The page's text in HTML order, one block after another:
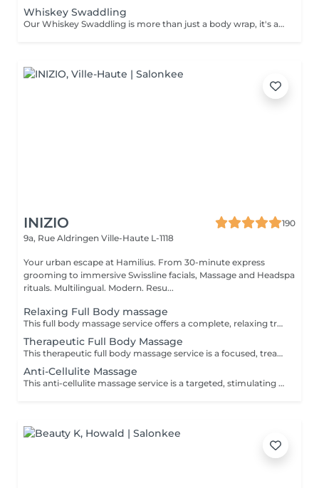
Whiskey Swaddling
Our Whiskey Swaddling is more than just a body wrap, it's a full-body ritual designed to detox, tone, and deeply nourish your skin. We tailor the wrap to your needs using active-rich formulas, then wrap you in bandages, film, and warmth to boost results. The gentle contrast in temperature combined with potent actives works wonders and the results speak for themselves: Benefits: -Body detox & inch loss -Firmer, smoother skin -Improved tone & circulation
INIZIO
190
9a, Rue Aldringen Ville-Haute L-1118
Your urban escape at Hamilius. From 30-minute express
grooming to immersive Swissline facials, Massage and Headspa
rituals. Multilingual. Modern. Resu...
Relaxing Full Body massage
This full body massage service offers a complete, relaxing treatment designed to work on the entire body- neck, shoulders, back, arms, hands, legs, feet. It uses flowing, medium pressure techniques to release muscular tension, improve flexibility, and promote deep relaxation, making it ideal for stress relief, everyday aches, or simply restoring balance after a busy week.
Therapeutic Full Body Massage
This therapeutic full body massage service is a focused, treatment oriented session that addresses specific muscle tension, postural imbalances, and chronic pain patterns across the entire body. Using deeper, targeted techniques such as myofascial release, triggerpoint work, and crossfiber stretching, it aims to correct muscular restrictions, improve joint mobility, and restore functional movement, making it ideal for people with recurring discomfort or active lifestyles. Key benefits: Relieves chronic muscle tension and pain, especially in the neck, shoulders, back, hips, and legs, by working on deep tissue and trigger points. Improves posture and joint mobility by releasing tight muscles and fascia, helping the body move more freely and with less strain. Supports injury recovery and performance by reducing muscle stiffness, improving circulation, and shortening recovery time after physical activity.
Anti-Cellulite Massage
This anti-cellulite massage service is a targeted, stimulating treatment designed to improve the appearance and texture of skin commonly affected by cellulite, especially on the thighs, hips, buttocks, and sometimes abdomen. Using firm, rhythmic techniques such as deep kneading, lymphatic drainage, and circular pressures, it aims to break up fatty deposits, boost circulation, and encourage the removal of retained fluids and toxins from the tissue. Key benefits: Helps reduce the visible appearance of cellulite by improving blood flow and lymphatic drainage in targeted areas. Supports smoother, firmer skin by encouraging the breakdown of fatty deposits and reducing fluid retention. Promotes better circulation and detoxification, which can leave the skin feeling softer, more toned, and less dimpled over time with regular sessions.